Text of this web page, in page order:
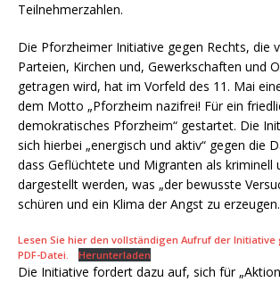
Teilnehmerzahlen.
Die Pforzheimer Initiative gegen Rechts, die
Parteien, Kirchen und, Gewerkschaften und
getragen wird, hat im Vorfeld des 11. Mai
dem Motto „Pforzheim nazifrei! Für ein
demokratisches Pforzheim“ gestartet. Die
sich hierbei „energisch und aktiv“ gegen die
dass Geflüchtete und Migranten als kriminell
dargestellt werden, was „der bewusste
schüren und ein Klima der Angst zu
Lesen Sie hier den vollständigen Aufruf der Initiative
PDF-Datei.
Herunterladen
Die Initiative fordert dazu auf, sich für